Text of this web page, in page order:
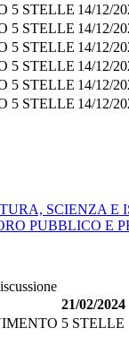
5 STELLE 14/12/
5 STELLE 14/12/
5 STELLE 14/12/
5 STELLE 14/12/
5 STELLE 14/12/
5 STELLE 14/12/
SCIENZA E
PUBBLICO E
21/02/2024
5 STELLE